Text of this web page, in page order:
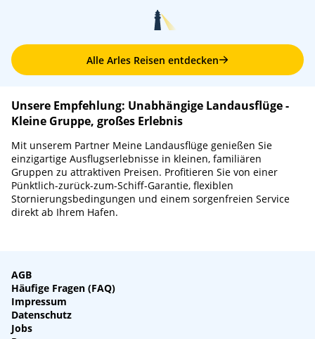
Alle Arles Reisen entdecken
Unsere Empfehlung: Unabhängige Landausflüge -
Kleine Gruppe, großes Erlebnis
Mit unserem Partner Meine Landausflüge genießen Sie
einzigartige Ausflugserlebnisse in kleinen, familiären
Gruppen zu attraktiven Preisen. Profitieren Sie von einer
Pünktlich-zurück-zum-Schiff-Garantie, flexiblen
Stornierungsbedingungen und einem sorgenfreien Service
direkt ab Ihrem Hafen.
AGB
Häufige Fragen (FAQ)
Impressum
Datenschutz
Jobs